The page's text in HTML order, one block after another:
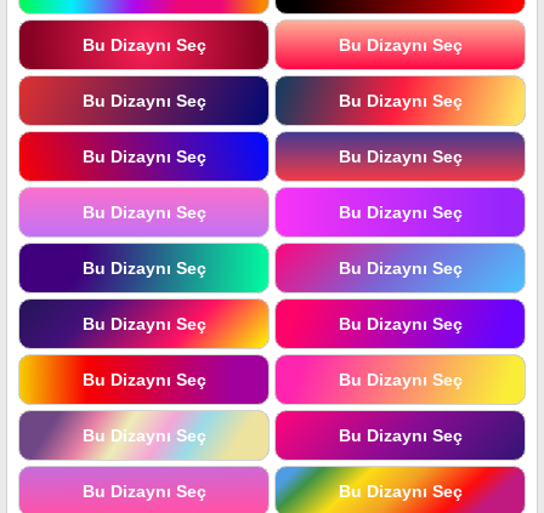
Bu Dizaynı Seç Bu Dizaynı Seç
Bu Dizaynı Seç Bu Dizaynı Seç
Bu Dizaynı Seç Bu Dizaynı Seç
Bu Dizaynı Seç Bu Dizaynı Seç
Bu Dizaynı Seç Bu Dizaynı Seç
Bu Dizaynı Seç Bu Dizaynı Seç
Bu Dizaynı Seç Bu Dizaynı Seç
Bu Dizaynı Seç Bu Dizaynı Seç
Bu Dizaynı Seç Bu Dizaynı Seç